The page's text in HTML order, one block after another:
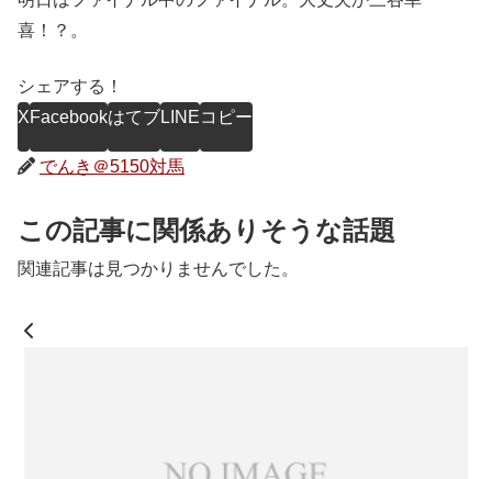
喜！？。
シェアする！
XFacebookはてブLINEコピー
でんき＠5150対馬
この記事に関係ありそうな話題
関連記事は見つかりませんでした。